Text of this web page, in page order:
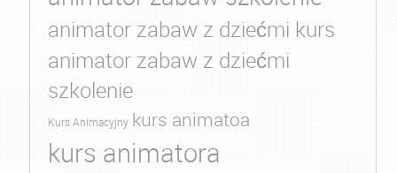
animator zabaw z dziećmi kurs
animator zabaw z dziećmi
szkolenie
Kurs Animacyjny kurs animatoa
kurs animatora